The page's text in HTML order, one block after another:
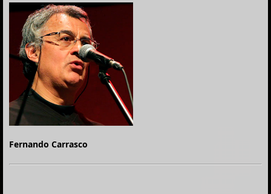
Fernando Carrasco